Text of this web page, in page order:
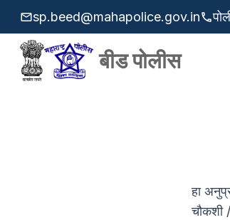
sp.beed@mahapolice.gov.in
बीड पोलीस
हा
चौकशी